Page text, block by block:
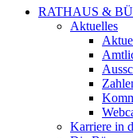
RATHAUS &
Aktuelles
Karriere in